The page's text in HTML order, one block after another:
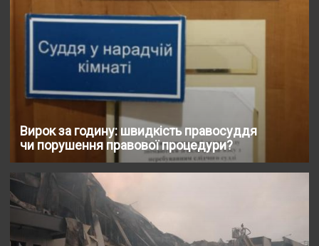
Вирок за годину: швидкість правосуддя
чи порушення правової процедури?